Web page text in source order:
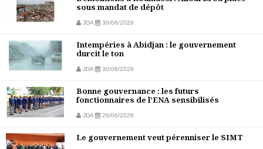
sous mandat de dépôt
JDA 30/06/2026
Intempéries à Abidjan : le gouvernement
durcit le ton
JDA 30/06/2026
Bonne gouvernance : les futurs
fonctionnaires de l’ENA sensibilisés
JDA 26/06/2026
Le gouvernement veut pérenniser le SIMT